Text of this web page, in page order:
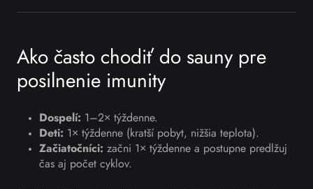
Ako často chodiť do sauny pre
posilnenie imunity
Dospelí: 1–2× týždenne.
Deti: 1× týždenne (kratší pobyt, nižšia teplota).
Začiatočníci: začni 1× týždenne a postupne predlžuj
čas aj počet cyklov.